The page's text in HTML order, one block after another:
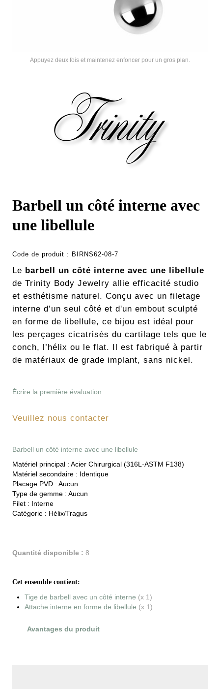
Appuyez deux fois et maintenez enfoncer pour un gros plan.
Barbell un côté interne avec
une libellule
Code de produit : BIRNS62-08-7
Le barbell un côté interne avec une libellule
de Trinity Body Jewelry allie efficacité studio
et esthétisme naturel. Conçu avec un filetage
interne d’un seul côté et d'un embout sculpté
en forme de libellule, ce bijou est idéal pour
les perçages cicatrisés du cartilage tels que le
conch, l’hélix ou le flat. Il est fabriqué à partir
de matériaux de grade implant, sans nickel.
Écrire la première évaluation
Veuillez nous contacter
Barbell un côté interne avec une libellule
Matériel principal : Acier Chirurgical (316L-ASTM F138)
Matériel secondaire : Identique
Placage PVD : Aucun
Type de gemme : Aucun
Filet : Interne
Catégorie : Hélix/Tragus
Quantité disponible : 8
Cet ensemble contient:
Tige de barbell avec un côté interne (x 1)
Attache interne en forme de libellule (x 1)
Avantages du produit